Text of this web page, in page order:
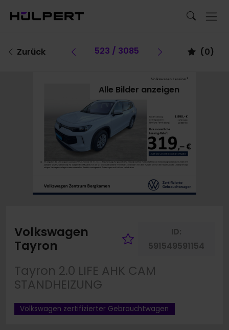
Zurück Vorheriges Fahrzeug
523 / 3085 Vorheriges
(0)
Alle Bilder anzeigen
Volkswagen
Tayron
Fahrzeug
ID:
591549591154
Tayron 2.0 LIFE AHK CAM
STANDHEIZUNG
Volkswagen zertifizierter Gebrauchtwagen